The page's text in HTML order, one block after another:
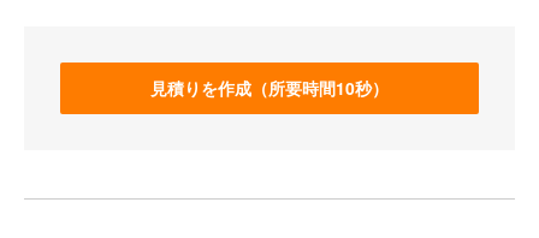
見積りを作成（所要時間10秒）